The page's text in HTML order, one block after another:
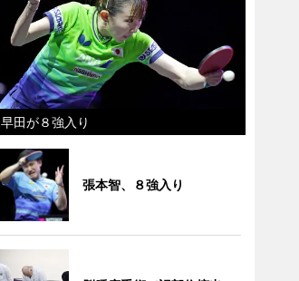
早田が８強入り
張本智、８強入り